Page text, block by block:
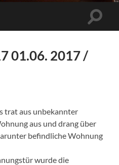
01.06. 2017 /
trat aus unbekannter
aus und drang über
befindliche Wohnung
wurde die